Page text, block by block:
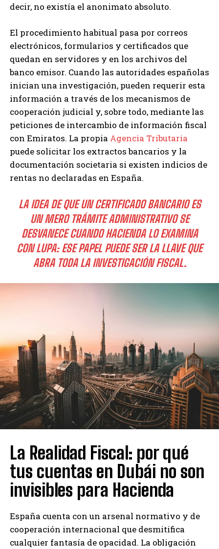
decir, no existía el anonimato absoluto.
El procedimiento habitual pasa por correos
electrónicos, formularios y certificados que
quedan en servidores y en los archivos del
banco emisor. Cuando las autoridades españolas
inician una investigación, pueden requerir esta
información a través de los mecanismos de
cooperación judicial y, sobre todo, mediante las
peticiones de intercambio de información fiscal
con Emiratos. La propia Agencia Tributaria
puede solicitar los extractos bancarios y la
documentación societaria si existen indicios de
rentas no declaradas en España.
LA IDEA DE QUE UN CERTIFICADO BANCARIO ES
UN MERO TRÁMITE ADMINISTRATIVO SE
DESVANECE CUANDO HACIENDA LO EXAMINA
CON LUPA: ESE PAPEL PUEDE SER LA LLAVE QUE
ABRA TODA LA INVESTIGACIÓN FISCAL.
La Realidad Fiscal: por qué
tus cuentas en Dubái no son
invisibles para Hacienda
España cuenta con un arsenal normativo y de
cooperación internacional que desmitifica
cualquier fantasía de opacidad. La obligación